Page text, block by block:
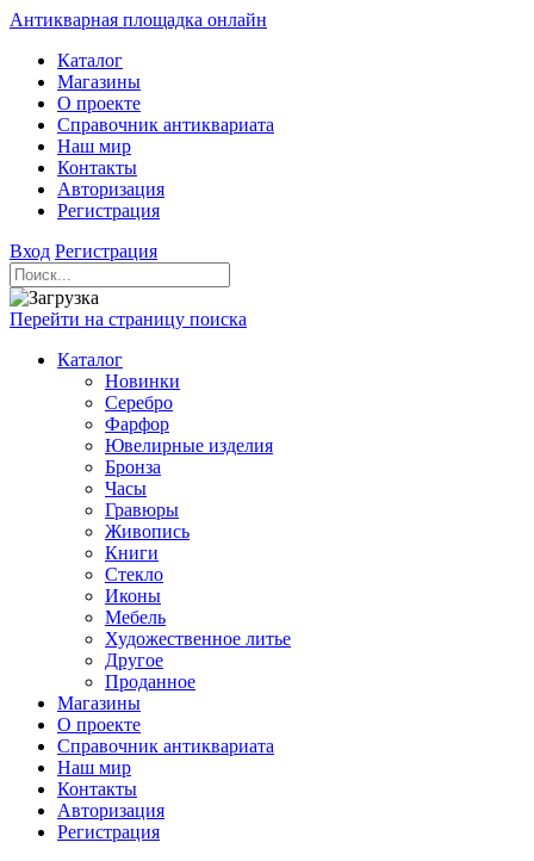
Антикварная площадка онлайн
Каталог
Магазины
О проекте
Справочник антиквариата
Наш мир
Контакты
Авторизация
Регистрация
Вход Регистрация
Перейти на страницу поиска
Каталог
Новинки
Серебро
Фарфор
Ювелирные изделия
Бронза
Часы
Гравюры
Живопись
Книги
Стекло
Иконы
Мебель
Художественное литье
Другое
Проданное
Магазины
О проекте
Справочник антиквариата
Наш мир
Контакты
Авторизация
Регистрация